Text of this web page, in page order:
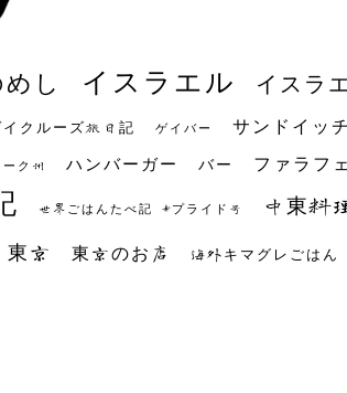
し イスラエル イスラ
イクルーズ旅日記 ゲイバー サンドイッチ
ーク州 ハンバーガー バー ファラフ
世界ごはんたべ記 #プライド号 中東料
東京 東京のお店 海外キマグレごはん